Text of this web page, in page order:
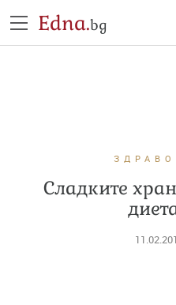
Edna.bg
Сладките